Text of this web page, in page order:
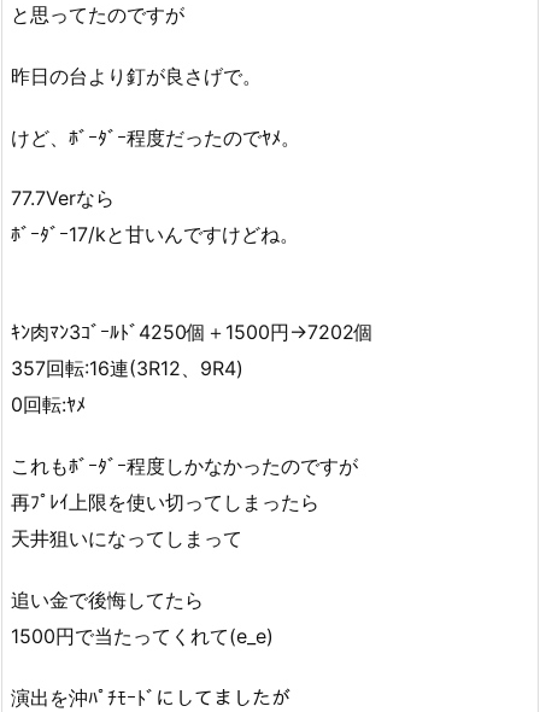
と思ってたのですが
昨日の台より釘が良さげで。
けど、ﾎﾞｰﾀﾞｰ程度だったのでﾔﾒ。
77.7Verなら
ﾎﾞｰﾀﾞｰ17/kと甘いんですけどね。
ｷﾝ肉ﾏﾝ3ｺﾞｰﾙﾄﾞ4250個＋1500円→7202個
357回転:16連(3R12、9R4)
0回転:ﾔﾒ
これもﾎﾞｰﾀﾞｰ程度しかなかったのですが
再ﾌﾟﾚｲ上限を使い切ってしまったら
天井狙いになってしまって
追い金で後悔してたら
1500円で当たってくれて(e_e)
演出を沖ﾊﾟﾁﾓｰﾄﾞにしてましたが